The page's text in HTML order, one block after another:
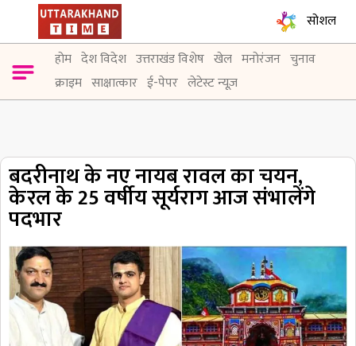
सोशल
होम देश विदेश उत्तराखंड विशेष खेल मनोरंजन चुनाव
क्राइम साक्षात्कार ई-पेपर लेटेस्ट न्यूज़
बदरीनाथ के नए नायब रावल का चयन,
केरल के 25 वर्षीय सूर्यराग आज संभालेंगे
पदभार